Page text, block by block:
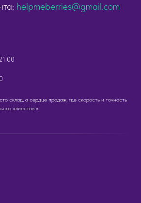
helpmeberries@gmail.com
склад, а сердце продаж, где скорость и точность
клиентов.»